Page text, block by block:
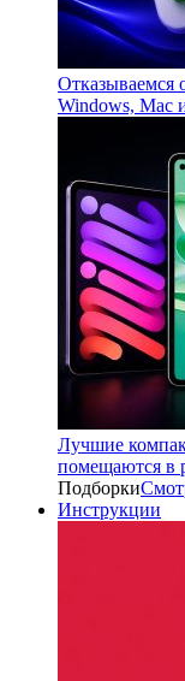
Отказываемся
Windows, Mac
Лучшие
помещаются в
Подборки
Инструкции